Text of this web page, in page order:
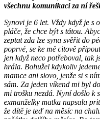
všechnu komunikaci za ní
Synovi je 6 let. Vždy když je s
pláče, že chce být s tátou.
zeptat zda lze syna svěřit do
poprvé, se ke mě citově
jen když neco potřeboval, tak
hrála. Bohužel kdykoliv
mamce ani slovo, jenže si s
sám. Za jeden víkend mi byl
mi trošku nezdá. Nyní došlo k
exmanželky matka napsala
že dítě je teď na měsíc na